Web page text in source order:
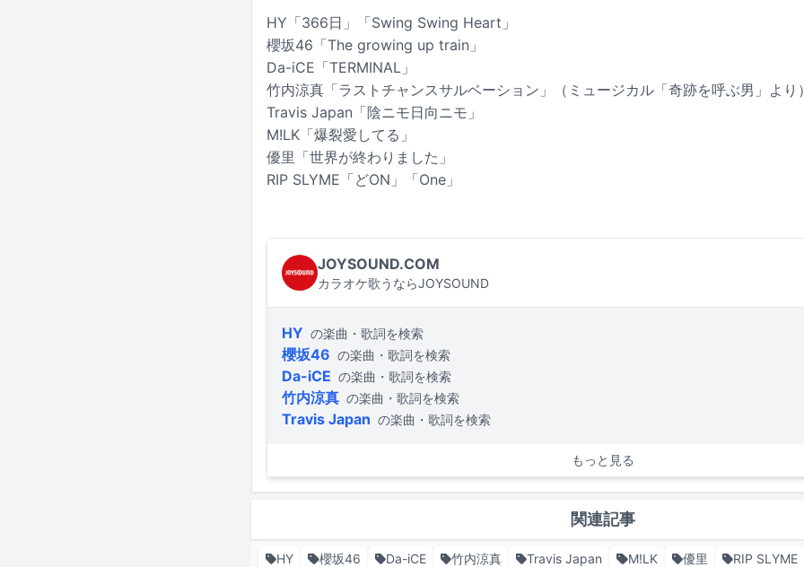
HY「366日」「Swing Swing Heart」
櫻坂46「The growing up train」
Da-iCE「TERMINAL」
竹内涼真「ラストチャンスサルベーション」（ミュージカル「奇跡を呼ぶ男」より）
Travis Japan「陰ニモ日向ニモ」
M!LK「爆裂愛してる」
優里「世界が終わりました」
RIP SLYME「どON」「One」
JOYSOUND.COM
カラオケ歌うならJOYSOUND
HY の楽曲・歌詞を検索
櫻坂46 の楽曲・歌詞を検索
Da-iCE の楽曲・歌詞を検索
竹内涼真 の楽曲・歌詞を検索
Travis Japan の楽曲・歌詞を検索
もっと見る
関連記事
HY 櫻坂46 Da-iCE 竹内涼真 Travis Japan M!LK 優里 RIP SLYME